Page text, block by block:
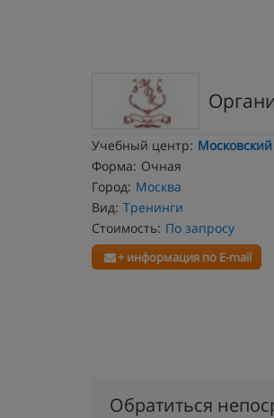
Учебный центр:
Форма: Очная
Город: Москва
Вид: Тренинги
Стоимость: По запросу
+ информация по E-mail
Обратиться